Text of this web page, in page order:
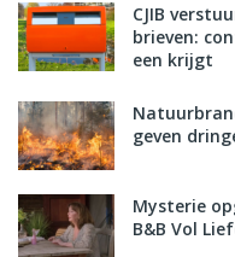
CJIB
brieven:
een krijgt
geven
Mysterie
B&B Vol